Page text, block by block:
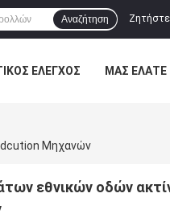
Αναζήτηση
ΈΛΕΓΧΟΣ ΜΑΣ
Μηχανών
εθνικών οδών